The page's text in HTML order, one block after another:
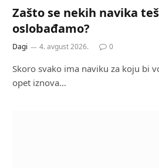
Zašto se nekih navika
oslobađamo?
Dagi 4. avgust 2026. 0
Skoro svako ima naviku za koju bi
opet iznova…